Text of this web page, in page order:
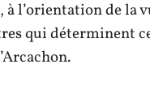
l’orientation de la
qui déterminent